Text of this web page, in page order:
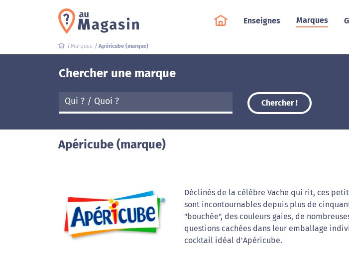
Enseignes Marques
Marques Apéricube (marque)
Chercher une marque
Chercher !
Apéricube (marque)
Déclinés de la célèbre Vache qui rit, ces
sont incontournables depuis plus de
"bouchée", des couleurs gaies, de
questions cachées dans leur emballage
cocktail idéal d'Apéricube.